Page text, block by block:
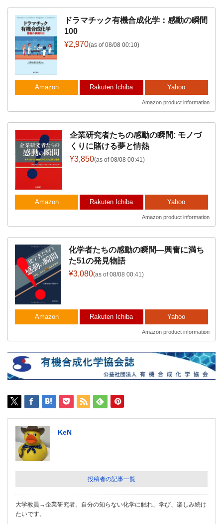
ドラマチック有機合成化学：感動の瞬間
100
¥2,970(as of 08/08 00:10)
Amazon Rakuten Ichiba Yahoo
Amazon product information
企業研究者たちの感動の瞬間: モノづ
くりに賭ける夢と情熱
¥3,850(as of 08/08 00:41)
Amazon Rakuten Ichiba Yahoo
Amazon product information
化学者たちの感動の瞬間―興奮に満ち
た51の発見物語
¥3,080(as of 08/08 00:41)
Amazon Rakuten Ichiba Yahoo
Amazon product information
KeN
投稿者の記事一覧
大学教員→企業研究者。自分の知らない化学に触れ、学び、楽しみ続け
たいです。